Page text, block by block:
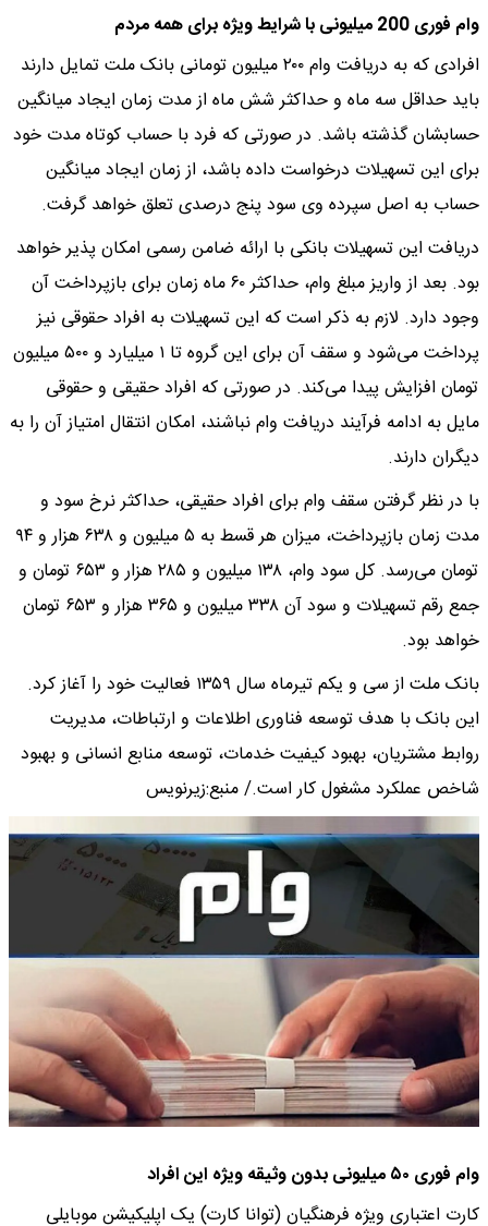
وام فوری 200 میلیونی با شرایط ویژه برای همه مردم
افرادی که به دریافت وام ۲۰۰ میلیون تومانی بانک ملت تمایل دارند
باید حداقل سه ماه و حداکثر شش ماه از مدت زمان ایجاد میانگین
حسابشان گذشته باشد. در صورتی که فرد با حساب کوتاه مدت خود
برای این تسهیلات درخواست داده باشد، از زمان ایجاد میانگین
حساب به اصل سپرده وی سود پنج درصدی تعلق خواهد گرفت.
دریافت این تسهیلات بانکی با ارائه ضامن رسمی امکان پذیر خواهد
بود. بعد از واریز مبلغ وام، حداکثر ۶۰ ماه زمان برای بازپرداخت آن
وجود دارد. لازم به ذکر است که این تسهیلات به افراد حقوقی نیز
پرداخت می‌شود و سقف آن برای این گروه تا ۱ میلیارد و ۵۰۰ میلیون
تومان افزایش پیدا می‌کند. در صورتی که افراد حقیقی و حقوقی
مایل به ادامه فرآیند دریافت وام نباشند، امکان انتقال امتیاز آن را به
دیگران دارند.
با در نظر گرفتن سقف وام برای افراد حقیقی، حداکثر نرخ سود و
مدت زمان بازپرداخت، میزان هر قسط به ۵ میلیون و ۶۳۸ هزار و ۹۴
تومان می‌رسد. کل سود وام، ۱۳۸ میلیون و ۲۸۵ هزار و ۶۵۳ تومان و
جمع رقم تسهیلات و سود آن ۳۳۸ میلیون و ۳۶۵ هزار و ۶۵۳ تومان
خواهد بود.
بانک ملت از سی و یکم تیرماه سال ۱۳۵۹ فعالیت خود را آغاز کرد.
این بانک با هدف توسعه فناوری اطلاعات و ارتباطات، مدیریت
روابط مشتریان، بهبود کیفیت خدمات، توسعه منابع انسانی و بهبود
شاخص عملکرد مشغول کار است./ منبع:زیرنویس
وام فوری ۵۰ میلیونی بدون وثیقه ویژه این افراد
کارت اعتباری ویژه فرهنگیان (توانا کارت) یک اپلیکیشن موبایلی